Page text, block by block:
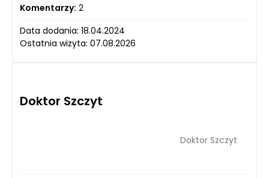
Komentarzy: 2
Data dodania: 18.04.2024
Ostatnia wizyta: 07.08.2026
Doktor Szczyt
Doktor Szczyt